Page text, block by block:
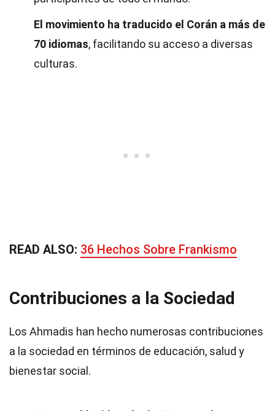
El movimiento ha traducido el Corán a más de
70 idiomas, facilitando su acceso a diversas
culturas.
READ ALSO: 36 Hechos Sobre Frankismo
Contribuciones a la Sociedad
Los Ahmadis han hecho numerosas contribuciones
a la sociedad en términos de educación, salud y
bienestar social.